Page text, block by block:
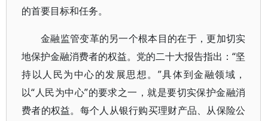
的首要目标和任务。
金融监管变革的另一个根本目的在于，更加切实
地保护金融消费者的权益。党的二十大报告指出：“坚
持以人民为中心的发展思想。”具体到金融领域，
以“人民为中心”的要求之一，就是要切实保护金融消
费者的权益。每个人从银行购买理财产品、从保险公